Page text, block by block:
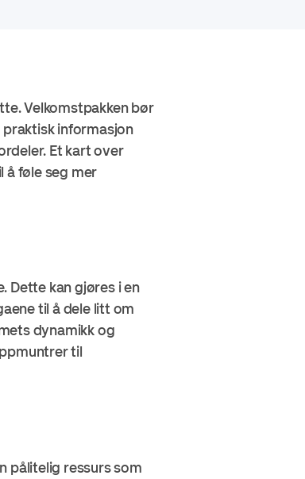
Velkomstpakken bør
praktisk informasjon
Et kart over
å føle seg mer
Dette kan gjøres i en
til å dele litt om
dynamikk og
til
pålitelig ressurs som